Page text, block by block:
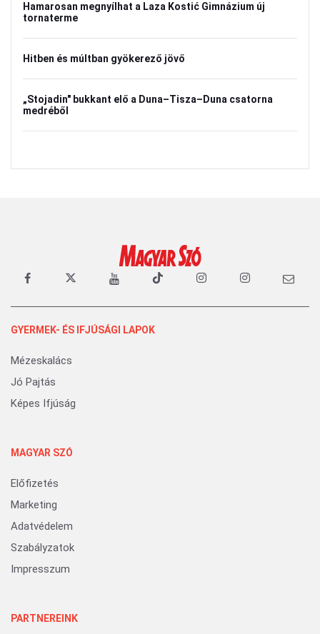
Hamarosan megnyílhat a Laza Kostić Gimnázium új
tornaterme
Hitben és múltban gyökerező jövő
„Stojadin" bukkant elő a Duna–Tisza–Duna csatorna
medréből
GYERMEK- ÉS IFJÚSÁGI LAPOK
Mézeskalács
Jó Pajtás
Képes Ifjúság
MAGYAR SZÓ
Előfizetés
Marketing
Adatvédelem
Szabályzatok
Impresszum
PARTNEREINK